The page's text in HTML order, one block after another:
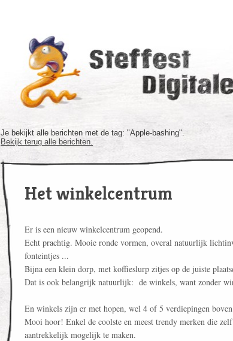
Je bekijkt alle berichten met de tag: "Apple-bashing".
Bekijk terug alle berichten.
Het winkelcentrum
Er is een nieuw winkelcentrum geopend.
Echt prachtig. Mooie ronde vormen, overal natuurlijk
fonteintjes ...
Bijna een klein dorp, met koffieslurp zitjes op de juiste
Dat is ook belangrijk natuurlijk: de winkels, want zonder
En winkels zijn er met hopen, wel 4 of 5 verdiepingen
Mooi hoor! Enkel de coolste en meest trendy merken die
aantrekkelijk mogelijk te maken.